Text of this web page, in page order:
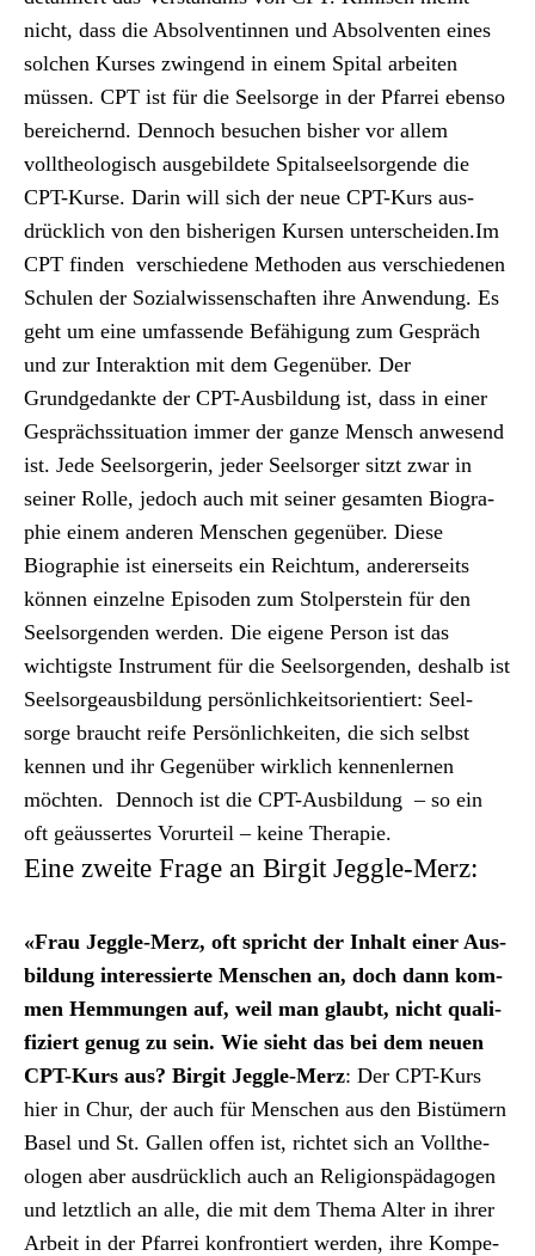
nicht, dass die Absol­ventin­nen und Absol­ven­ten eines
solchen Kurs­es zwin­gend in einem Spi­tal arbeit­en
müssen. CPT ist für die Seel­sorge in der Pfar­rei eben­so
bere­ich­ernd. Den­noch besuchen bish­er vor allem
vollthe­ol­o­gisch aus­ge­bildete Spi­talseel­sor­gende die
CPT-Kurse. Darin will sich der neue CPT-Kurs aus­
drück­lich von den bish­eri­gen Kursen unter­schei­den.Im
CPT find­en ver­schiedene Meth­o­d­en aus ver­schiede­nen
Schulen der Sozial­wis­senschaften ihre Anwen­dung. Es
geht um eine umfassende Befähi­gung zum Gespräch
und zur Inter­ak­tion mit dem Gegenüber. Der
Grundgedank­te der CPT-Aus­bil­dung ist, dass in ein­er
Gesprächssi­t­u­a­tion immer der ganze Men­sch anwe­send
ist. Jede Seel­sorg­erin, jed­er Seel­sorg­er sitzt zwar in
sein­er Rolle, jedoch auch mit sein­er gesamten Biogra­
phie einem anderen Men­schen gegenüber. Diese
Biogra­phie ist ein­er­seits ein Reich­tum, ander­er­seits
kön­nen einzelne Episo­den zum Stolper­stein für den
Seel­sor­gen­den wer­den. Die eigene Per­son ist das
wichtig­ste Instru­ment für die Seel­sor­gen­den, deshalb ist
Seel­sorgeaus­bil­dung per­sön­lichkeit­sori­en­tiert: Seel­
sorge braucht reife Per­sön­lichkeit­en, die sich selb­st
ken­nen und ihr Gegenüber wirk­lich ken­nen­ler­nen
möcht­en. Den­noch ist die CPT-Aus­bil­dung – so ein
oft geäussertes Vorurteil – keine Ther­a­pie.
Eine zweite Frage an Birgit Jeggle-Merz:
«Frau Jeg­gle-Merz, oft spricht der Inhalt ein­er Aus­
bil­dung inter­essierte Men­schen an, doch dann kom­
men Hem­mungen auf, weil man glaubt, nicht qual­i­
fiziert genug zu sein. Wie sieht das bei dem neuen
CPT-Kurs aus? Bir­git Jeg­gle-Merz: Der CPT-Kurs
hier in Chur, der auch für Men­schen aus den Bistümern
Basel und St. Gallen offen ist, richtet sich an Vollthe­
olo­gen aber aus­drück­lich auch an Reli­gion­späd­a­gogen
und let­ztlich an alle, die mit dem The­ma Alter in ihrer
Arbeit in der Pfar­rei kon­fron­tiert wer­den, ihre Kom­pe­